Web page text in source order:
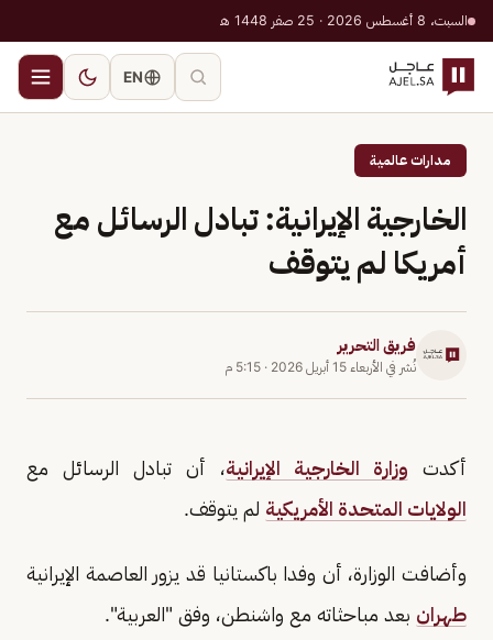
السبت، 8 أغسطس 2026 · 25 صفر 1448 هـ
EN
مدارات عالمية
الخارجية الإيرانية: تبادل الرسائل مع
أمريكا لم يتوقف
فريق التحرير
نُشر في الأربعاء 15 أبريل 2026 · 5:15 م
أكدت وزارة الخارجية الإيرانية، أن تبادل الرسائل مع
الولايات المتحدة الأمريكية لم يتوقف.
وأضافت الوزارة، أن وفدا باكستانيا قد يزور العاصمة الإيرانية
طهران بعد مباحثاته مع واشنطن، وفق "العربية".